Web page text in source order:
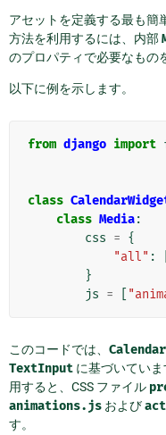
アセットを定義する最も簡
方法を利用するには、内部
のプロパティで必要なもの
以下に例を示します。
from django import
class
class Media:
css = {
"all" :
}
js =
このコードでは、
TextInput に基づいてい
用すると、CSS ファイル
animations.js および
す。